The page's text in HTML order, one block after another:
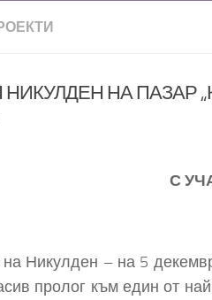
НА ПАЗАР
С
Никулден – на 5
пролог към един от